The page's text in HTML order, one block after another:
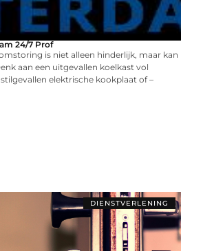
24/7 Prof
is niet alleen hinderlijk, maar kan
aan een uitgevallen koelkast vol
elektrische kookplaat of –
DIENSTVERLENING